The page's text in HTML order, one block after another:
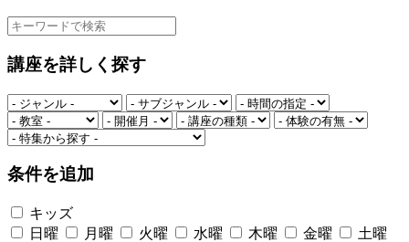
講座を詳しく探す
条件を追加
キッズ
日曜
月曜 火曜 水曜 木曜 金曜 土曜